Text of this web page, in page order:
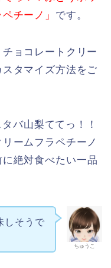
チーノ」 です。
ョコレートクリー
タマイズ方法をご
バ山梨ててっ！！
ームフラペチーノ
絶対食べたい一品
ちゅうこ
しそうで